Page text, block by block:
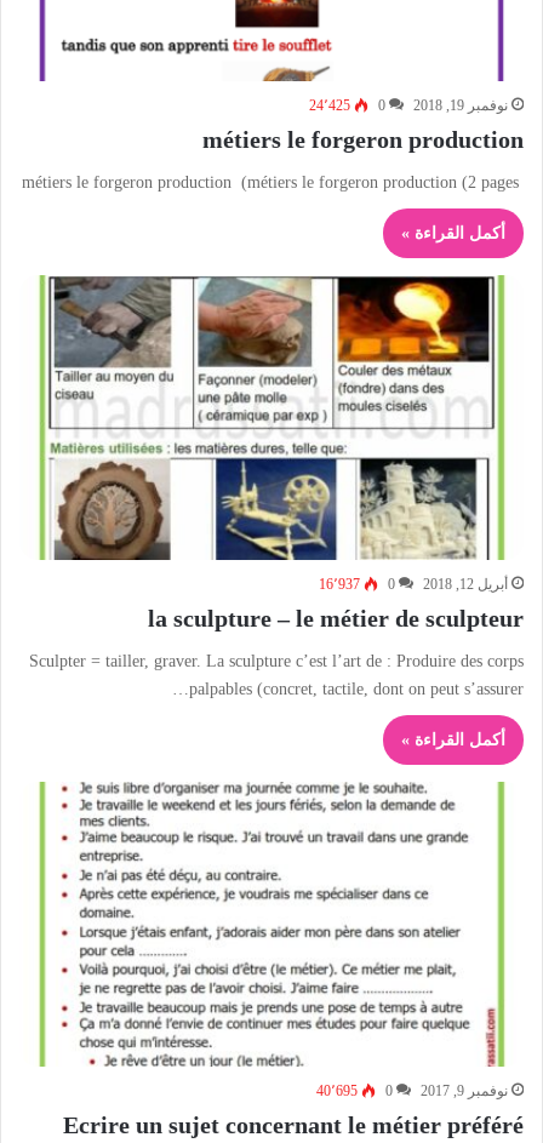
نوفمبر 19, 2018 0 24٬425
métiers le forgeron production
أكمل القراءة »
أبريل 12, 2018 0 16٬937
la sculpture – le métier de sculpteur
Sculpter = tailler, graver. La sculpture c’est l’art de : Produire des corps
palpables (concret, tactile, dont on peut s’assurer…
أكمل القراءة »
نوفمبر 9, 2017 0 40٬695
Ecrire un sujet concernant le métier préféré